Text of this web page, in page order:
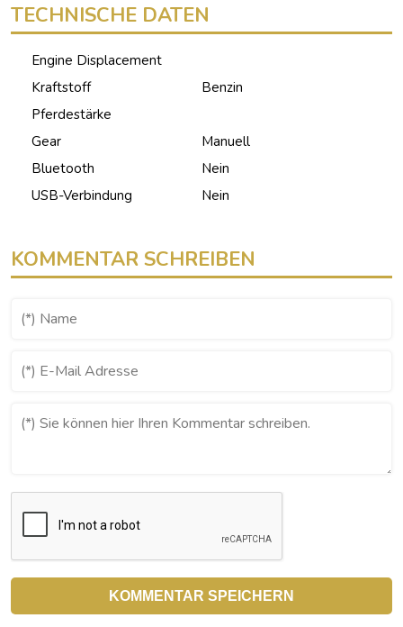
TECHNISCHE DATEN
Engine Displacement
Kraftstoff
Benzin
Pferdestärke
Gear
Manuell
Bluetooth
Nein
USB-Verbindung
Nein
KOMMENTAR SCHREIBEN